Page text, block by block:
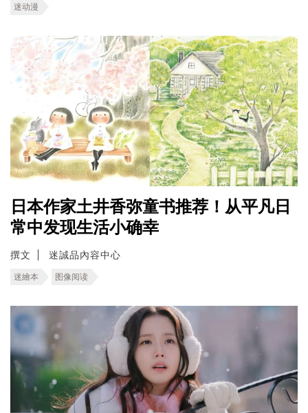
迷动漫
日本作家土井香弥童书推荐！从平凡日
常中发现生活小确幸
撰文 迷誠品內容中心
迷繪本 图像阅读